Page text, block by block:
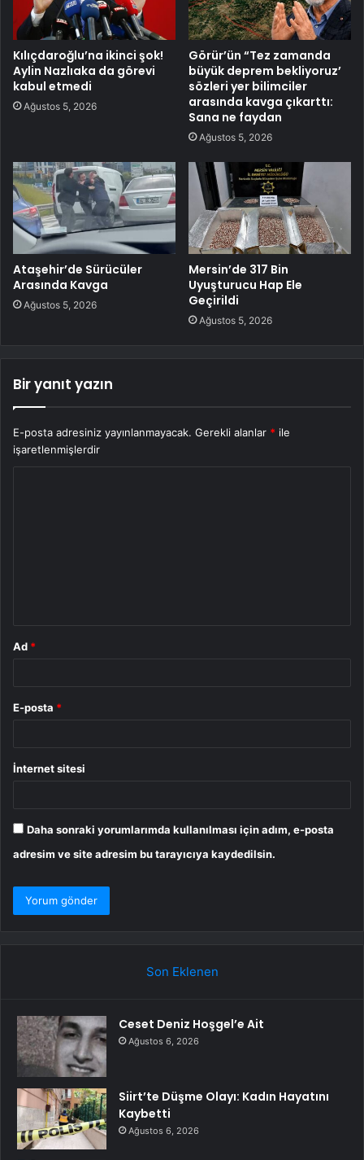
Kılıçdaroğlu’na ikinci şok!
Aylin Nazlıaka da görevi
kabul etmedi
Ağustos 5, 2026
Görür’ün “Tez zamanda
büyük deprem bekliyoruz’
sözleri yer bilimciler
arasında kavga çıkarttı:
Sana ne faydan
Ağustos 5, 2026
Ataşehir’de Sürücüler
Arasında Kavga
Ağustos 5, 2026
Mersin’de 317 Bin
Uyuşturucu Hap Ele
Geçirildi
Ağustos 5, 2026
Bir yanıt yazın
E-posta adresiniz yayınlanmayacak. Gerekli alanlar * ile
işaretlenmişlerdir
Ad *
E-posta *
İnternet sitesi
Daha sonraki yorumlarımda kullanılması için adım, e-posta
adresim ve site adresim bu tarayıcıya kaydedilsin.
Son Eklenen
Ceset Deniz Hoşgel’e Ait
Ağustos 6, 2026
Siirt’te Düşme Olayı: Kadın Hayatını
Kaybetti
Ağustos 6, 2026